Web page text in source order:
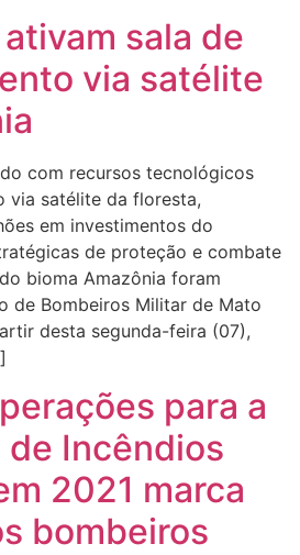
sala de
via satélite
com recursos tecnológicos
via satélite da floresta,
em investimentos do
de proteção e combate
bioma Amazônia foram
de Bombeiros Militar de Mato
desta segunda-feira (07),
para a
Incêndios
2021 marca
bombeiros